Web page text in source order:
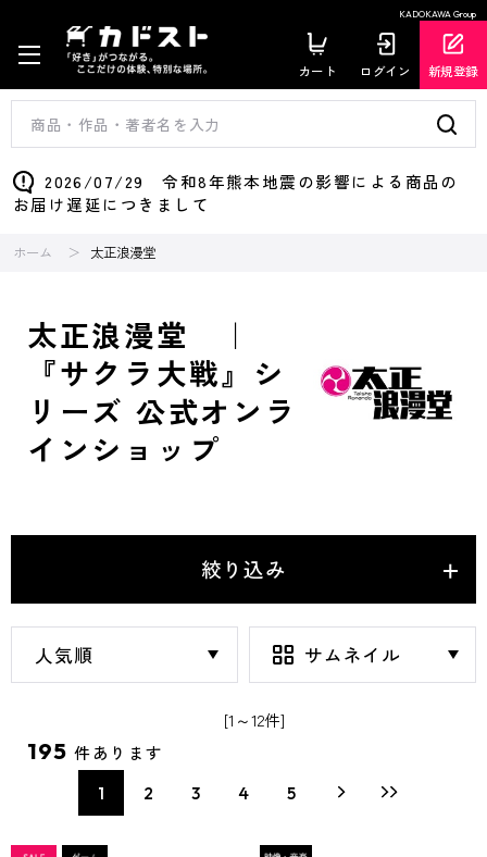
KADOKAWA Group
カート ログイン 新規登録
2026/07/29 令和8年熊本地震の影響による商品の
お届け遅延につきまして
ホーム 太正浪漫堂
太正浪漫堂 ｜
『サクラ大戦』シ
リーズ 公式オンラ
インショップ
絞り込み
[1～12件]
195 件あります
1 2 3 4 5